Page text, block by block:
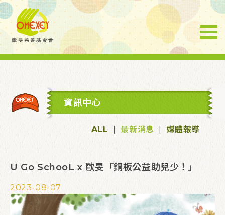
資訊中心
ALL 最新消息 媒體報導
U Go SchooL x 歐旻「銅板公益助兒少！」
2023-08-07